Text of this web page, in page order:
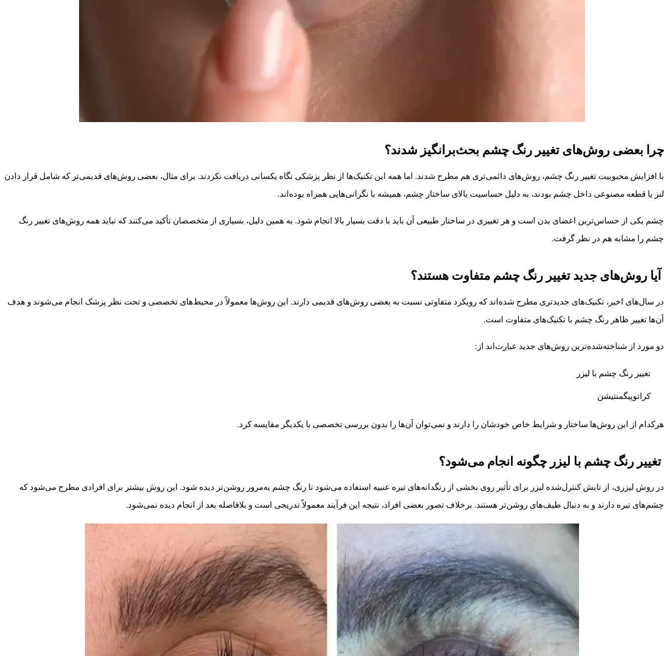
چرا بعضی روش‌های تغییر رنگ چشم بحث‌برانگیز شدند؟
با افزایش محبوبیت تغییر رنگ چشم، روش‌های دائمی‌تری هم مطرح شدند. اما همه این تکنیک‌ها از نظر پزشکی نگاه یکسانی دریافت نکردند. برای مثال، بعضی روش‌های قدیمی‌تر که شامل قرار دادن
لنز یا قطعه مصنوعی داخل چشم بودند، به دلیل حساسیت بالای ساختار چشم، همیشه با نگرانی‌هایی همراه بوده‌اند.
چشم یکی از حساس‌ترین اعضای بدن است و هر تغییری در ساختار طبیعی آن باید با دقت بسیار بالا انجام شود. به همین دلیل، بسیاری از متخصصان تأکید می‌کنند که نباید همه روش‌های تغییر رنگ
چشم را مشابه هم در نظر گرفت.
آیا روش‌های جدید تغییر رنگ چشم متفاوت هستند؟
در سال‌های اخیر، تکنیک‌های جدیدتری مطرح شده‌اند که رویکرد متفاوتی نسبت به بعضی روش‌های قدیمی دارند. این روش‌ها معمولاً در محیط‌های تخصصی و تحت نظر پزشک انجام می‌شوند و هدف
آن‌ها تغییر ظاهر رنگ چشم با تکنیک‌های متفاوت است.
دو مورد از شناخته‌شده‌ترین روش‌های جدید عبارت‌اند از:
تغییر رنگ چشم با لیزر
کراتوپیگمنتیشن
هرکدام از این روش‌ها ساختار و شرایط خاص خودشان را دارند و نمی‌توان آن‌ها را بدون بررسی تخصصی با یکدیگر مقایسه کرد.
تغییر رنگ چشم با لیزر چگونه انجام می‌شود؟
در روش لیزری، از تابش کنترل‌شده لیزر برای تأثیر روی بخشی از رنگدانه‌های تیره عنبیه استفاده می‌شود تا رنگ چشم به‌مرور روشن‌تر دیده شود. این روش بیشتر برای افرادی مطرح می‌شود که
چشم‌های تیره دارند و به دنبال طیف‌های روشن‌تر هستند. برخلاف تصور بعضی افراد، نتیجه این فرآیند معمولاً تدریجی است و بلافاصله بعد از انجام دیده نمی‌شود.